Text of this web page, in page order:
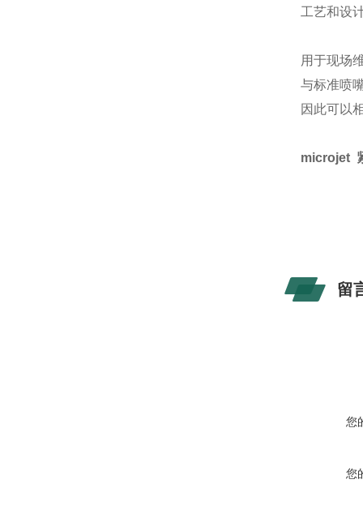
工艺和设
用于现场
与标准喷
因此可以
microjet
留
您
您